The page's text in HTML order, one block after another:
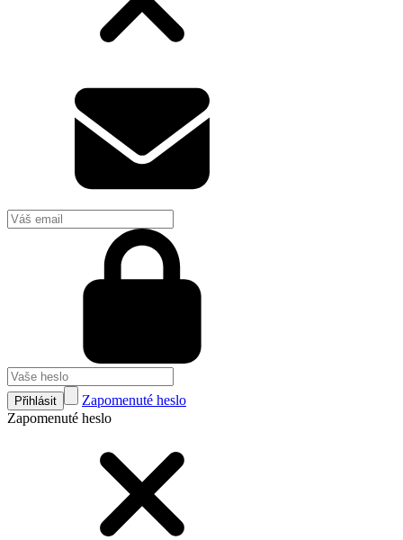
Přihlásit
Zapomenuté heslo
Zapomenuté heslo